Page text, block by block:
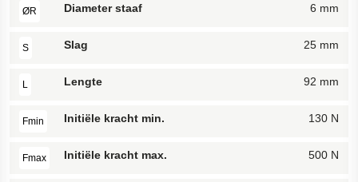
ØR Diameter staaf 6 mm
S Slag 25 mm
L Lengte 92 mm
Fmin Initiële kracht min. 130 N
Fmax Initiële kracht max. 500 N